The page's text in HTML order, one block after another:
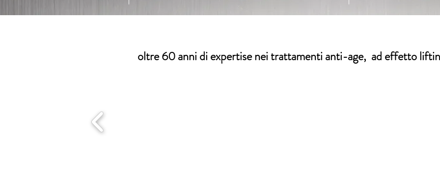
oltre 60 anni di expertise nei trattamenti anti-age, ad effetto